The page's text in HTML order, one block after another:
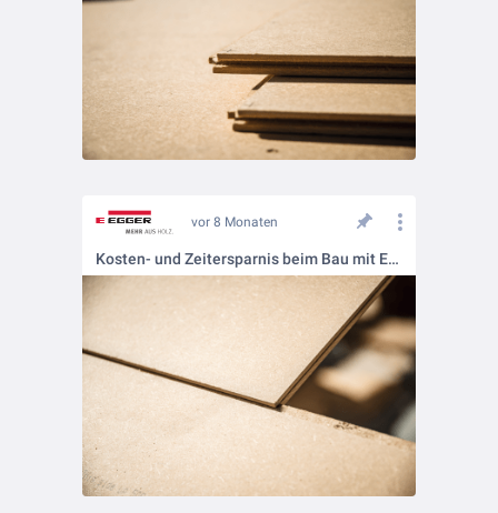
vor 8 Monaten
Kosten- und Zeitersparnis beim Bau mit EGGER DHF Platten